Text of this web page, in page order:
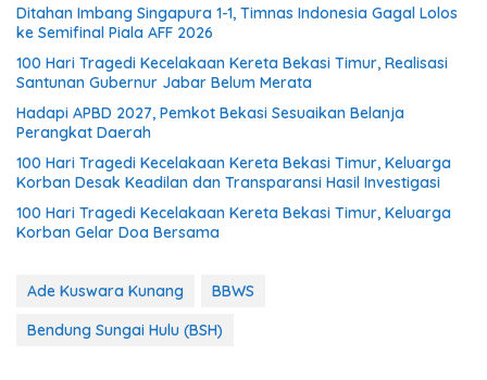
Ditahan Imbang Singapura 1-1, Timnas Indonesia Gagal Lolos
ke Semifinal Piala AFF 2026
100 Hari Tragedi Kecelakaan Kereta Bekasi Timur, Realisasi
Santunan Gubernur Jabar Belum Merata
Hadapi APBD 2027, Pemkot Bekasi Sesuaikan Belanja
Perangkat Daerah
100 Hari Tragedi Kecelakaan Kereta Bekasi Timur, Keluarga
Korban Desak Keadilan dan Transparansi Hasil Investigasi
100 Hari Tragedi Kecelakaan Kereta Bekasi Timur, Keluarga
Korban Gelar Doa Bersama
Ade Kuswara Kunang
BBWS
Bendung Sungai Hulu (BSH)